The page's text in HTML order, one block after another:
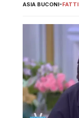
ASIA BUCONI-FATTI